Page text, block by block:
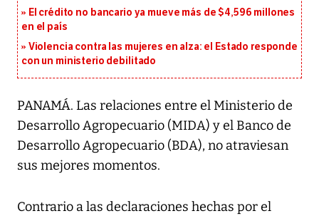
El crédito no bancario ya mueve más de $4,596 millones
en el país
Violencia contra las mujeres en alza: el Estado responde
con un ministerio debilitado
PANAMÁ. Las relaciones entre el Ministerio de
Desarrollo Agropecuario (MIDA) y el Banco de
Desarrollo Agropecuario (BDA), no atraviesan
sus mejores momentos.
Contrario a las declaraciones hechas por el